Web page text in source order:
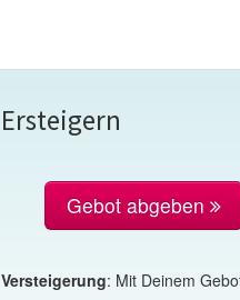
Ersteigern
Gebot abgeben
Versteigerung: Mit Deinem